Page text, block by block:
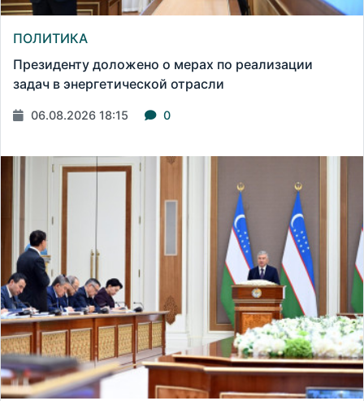
ПОЛИТИКА
Президенту доложено о мерах по реализации
задач в энергетической отрасли
06.08.2026 18:15 0